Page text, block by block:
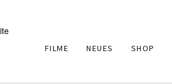
Main
FILME NEUES SHOP